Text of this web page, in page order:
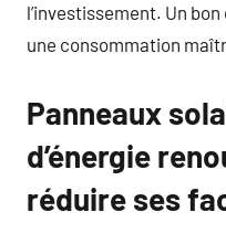
l’investissement. Un
une consommation
Panneaux
d’énergie
réduire ses